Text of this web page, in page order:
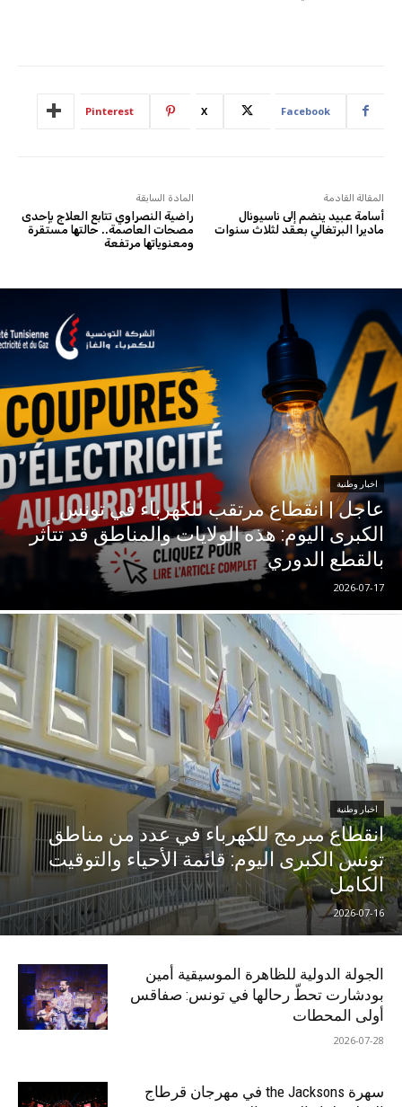
Facebook
X
Pinterest
المادة السابقة
راضية النصراوي تتابع العلاج بإحدى
مصحات العاصمة.. حالتها مستقرة
ومعنوياتها مرتفعة
المقالة القادمة
أسامة عبيد ينضم إلى ناسيونال
ماديرا البرتغالي بعقد لثلاث سنوات
اخبار وطنية
عاجل | انقطاع مرتقب للكهرباء في تونس
الكبرى اليوم: هذه الولايات والمناطق قد تتأثر
بالقطع الدوري
2026-07-17
اخبار وطنية
انقطاع مبرمج للكهرباء في عدد من مناطق
تونس الكبرى اليوم: قائمة الأحياء والتوقيت
الكامل
2026-07-16
الجولة الدولية للظاهرة الموسيقية أمين
بودشارت تحطّ رحالها في تونس: صفاقس
أولى المحطات
2026-07-28
سهرة the Jacksons في مهرجان قرطاج